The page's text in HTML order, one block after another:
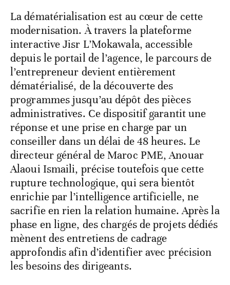
La dématérialisation est au cœur de cette
modernisation. À travers la plateforme
interactive Jisr L’Mokawala, accessible
depuis le portail de l’agence, le parcours de
l’entrepreneur devient entièrement
dématérialisé, de la découverte des
programmes jusqu’au dépôt des pièces
administratives. Ce dispositif garantit une
réponse et une prise en charge par un
conseiller dans un délai de 48 heures. Le
directeur général de Maroc PME, Anouar
Alaoui Ismaili, précise toutefois que cette
rupture technologique, qui sera bientôt
enrichie par l’intelligence artificielle, ne
sacrifie en rien la relation humaine. Après la
phase en ligne, des chargés de projets dédiés
mènent des entretiens de cadrage
approfondis afin d’identifier avec précision
les besoins des dirigeants.